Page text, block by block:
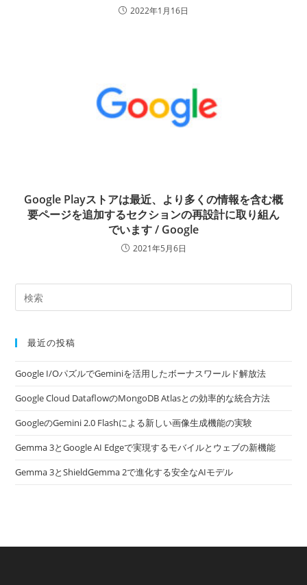
2022年1月16日
Google Playストアは最近、より多くの情報を含む概
要ページを追加するセクションの再設計に取り組ん
でいます / Google
2021年5月6日
最近の投稿
Google I/OパズルでGeminiを活用したボーナスワールド解放法
Google Cloud DataflowのMongoDB Atlasとの効率的な統合方法
GoogleのGemini 2.0 Flashによる新しい画像生成機能の実験
Gemma 3とGoogle AI Edgeで実現するモバイルとウェブの新機能
Gemma 3とShieldGemma 2で進化する安全なAIモデル